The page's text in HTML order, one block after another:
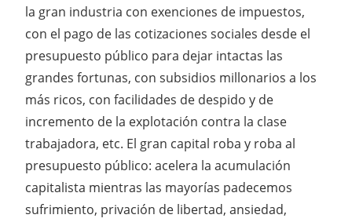
la gran industria con exenciones de impuestos,
con el pago de las cotizaciones sociales desde el
presupuesto público para dejar intactas las
grandes fortunas, con subsidios millonarios a los
más ricos, con facilidades de despido y de
incremento de la explotación contra la clase
trabajadora, etc. El gran capital roba y roba al
presupuesto público: acelera la acumulación
capitalista mientras las mayorías padecemos
sufrimiento, privación de libertad, ansiedad,